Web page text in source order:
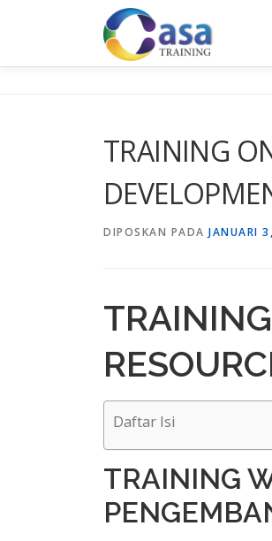
TRAINING
DIPOSKAN PADA JANUARI
Daftar Isi
TRAINING